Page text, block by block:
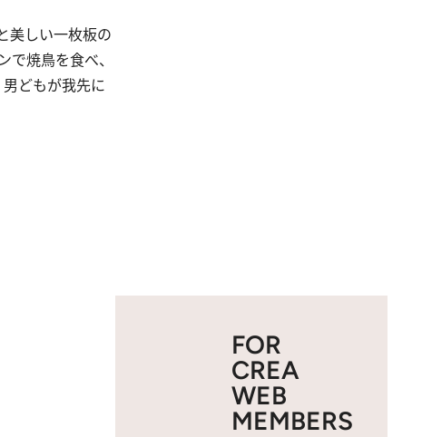
美しい一枚板の
焼鳥を食べ、
どもが我先に
FOR
CREA
WEB
MEMBERS